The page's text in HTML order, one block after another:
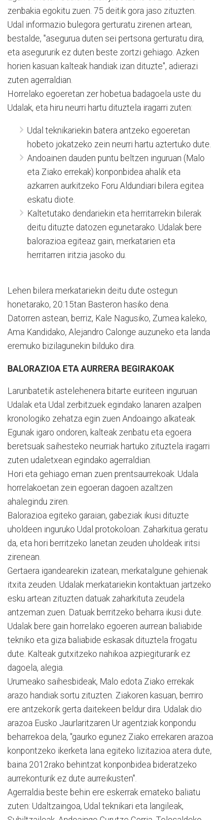
zenbakia egokitu zuen. 75 deitik gora jaso zituzten.
Udal informazio bulegora gerturatu zirenen artean,
bestalde, "asegurua duten sei pertsona gerturatu dira,
eta asegururik ez duten beste zortzi gehiago. Azken
horien kasuan kalteak handiak izan dituzte", adierazi
zuten agerraldian.
Horrelako egoeretan zer hobetua badagoela uste du
Udalak, eta hiru neurri hartu dituztela iragarri zuten:
Udal teknikariekin batera antzeko egoeretan
hobeto jokatzeko zein neurri hartu aztertuko dute.
Andoainen dauden puntu beltzen inguruan (Malo
eta Ziako errekak) konponbidea ahalik eta
azkarren aurkitzeko Foru Aldundiari bilera egitea
eskatu diote.
Kaltetutako dendariekin eta herritarrekin bilerak
deitu dituzte datozen egunetarako. Udalak bere
balorazioa egiteaz gain, merkatarien eta
herritarren iritzia jasoko du.
Lehen bilera merkatariekin deitu dute ostegun
honetarako, 20:15tan Basteron hasiko dena.
Datorren astean, berriz, Kale Nagusiko, Zumea kaleko,
Ama Kandidako, Alejandro Calonge auzuneko eta landa
eremuko bizilagunekin bilduko dira.
BALORAZIOA ETA AURRERA BEGIRAKOAK
Larunbatetik astelehenera bitarte euriteen inguruan
Udalak eta Udal zerbitzuek egindako lanaren azalpen
kronologiko zehatza egin zuen Andoaingo alkateak.
Egunak igaro ondoren, kalteak zenbatu eta egoera
beretsuak saihesteko neurriak hartuko zituztela iragarri
zuten udaletxean egindako agerraldian.
Hori eta gehiago eman zuen prentsaurrekoak. Udala
horrelakoetan zein egoeran dagoen azaltzen
ahalegindu ziren.
Balorazioa egiteko garaian, gabeziak ikusi dituzte
uholdeen inguruko Udal protokoloan. Zaharkitua geratu
da, eta hori berritzeko lanetan zeuden uholdeak iritsi
zirenean.
Gertaera igandearekin izatean, merkatalgune gehienak
itxita zeuden. Udalak merkatariekin kontaktuan jartzeko
esku artean zituzten datuak zaharkituta zeudela
antzeman zuen. Datuak berritzeko beharra ikusi dute.
Udalak bere gain horrelako egoeren aurrean baliabide
tekniko eta giza baliabide eskasak dituztela frogatu
dute. Kalteak gutxitzeko nahikoa azpiegiturarik ez
dagoela, alegia.
Urumeako saihesbideak, Malo edota Ziako errekak
arazo handiak sortu zituzten. Ziakoren kasuan, berriro
ere antzekorik gerta daitekeen beldur dira. Udalak dio
arazoa Eusko Jaurlaritzaren Ur agentziak konpondu
beharrekoa dela, "gaurko egunez Ziako errekaren arazoa
konpontzeko ikerketa lana egiteko lizitazioa atera dute,
baina 2012rako behintzat konponbidea bideratzeko
aurrekonturik ez dute aurreikusten".
Agerraldia beste behin ere eskerrak emateko baliatu
zuten: Udaltzaingoa, Udal teknikari eta langileak,